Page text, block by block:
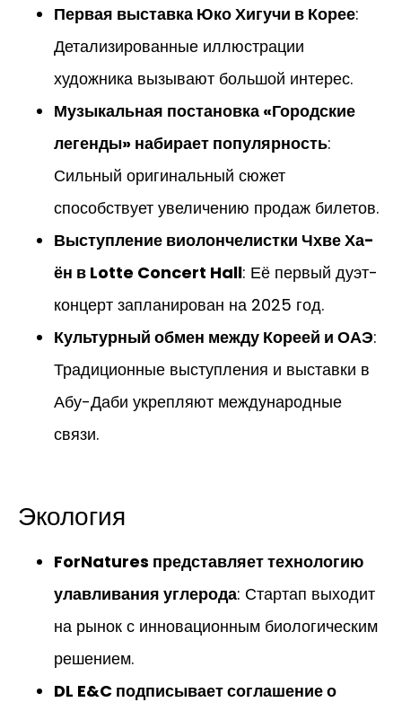
Первая выставка Юко Хигучи в Корее:
Детализированные иллюстрации
художника вызывают большой интерес.
Музыкальная постановка «Городские
легенды» набирает популярность:
Сильный оригинальный сюжет
способствует увеличению продаж билетов.
Выступление виолончелистки Чхве Ха-
ён в Lotte Concert Hall: Её первый дуэт-
концерт запланирован на 2025 год.
Культурный обмен между Кореей и ОАЭ:
Традиционные выступления и выставки в
Абу-Даби укрепляют международные
связи.
Экология
ForNatures представляет технологию
улавливания углерода: Стартап выходит
на рынок с инновационным биологическим
решением.
DL E&C подписывает соглашение о